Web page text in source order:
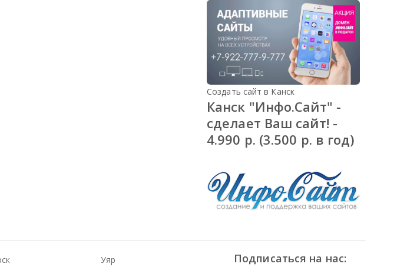
Создать сайт в Канск
Канск "Инфо.Сайт" -
сделает Ваш сайт! -
4.990 р. (3.500 р. в год)
Уяр Подписаться на нас: